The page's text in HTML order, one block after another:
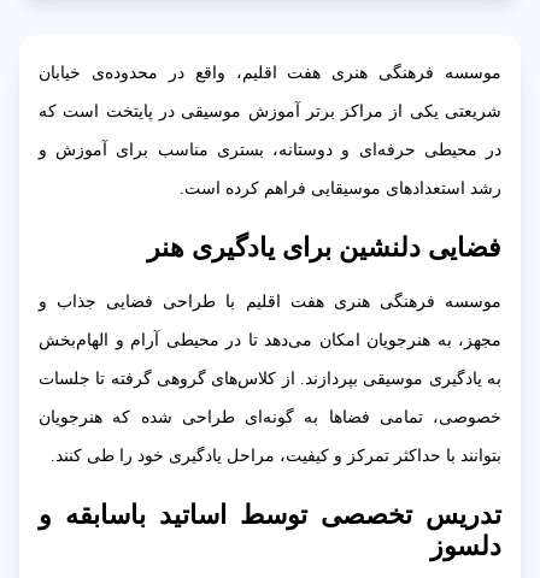
موسسه فرهنگی هنری هفت اقلیم، واقع در محدوده‌ی خیابان
شریعتی یکی از مراکز برتر آموزش موسیقی در پایتخت است که
در محیطی حرفه‌ای و دوستانه، بستری مناسب برای آموزش و
رشد استعدادهای موسیقایی فراهم کرده است.
فضایی دلنشین برای یادگیری هنر
موسسه فرهنگی هنری هفت اقلیم با طراحی فضایی جذاب و
مجهز، به هنرجویان امکان می‌دهد تا در محیطی آرام و الهام‌بخش
به یادگیری موسیقی بپردازند. از کلاس‌های گروهی گرفته تا جلسات
خصوصی، تمامی فضاها به گونه‌ای طراحی شده که هنرجویان
بتوانند با حداکثر تمرکز و کیفیت، مراحل یادگیری خود را طی کنند.
تدریس تخصصی توسط اساتید باسابقه و
دلسوز